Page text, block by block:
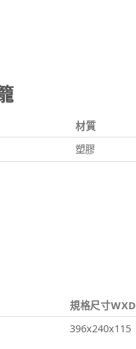
材質
塑膠
規格尺寸
396x240x115